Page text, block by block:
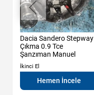
Dacia Sandero Stepway
Çıkma 0.9 Tce
Şanzıman Manuel
İkinci El
Hemen İncele